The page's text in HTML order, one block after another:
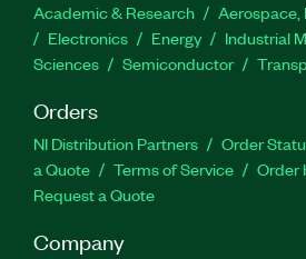
Academic & Research
Aerospace,
Electronics
Energy Industrial
Sciences
Semiconductor
Orders
NI Distribution Partners Order
a Quote
Terms of Service
Order
Request a Quote
Company